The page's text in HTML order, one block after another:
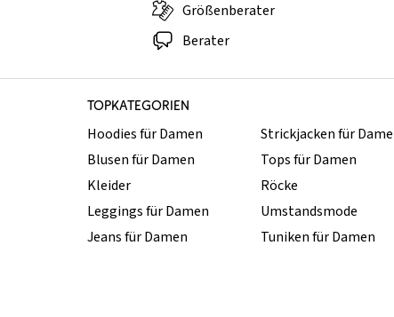
Größenberater
Berater
TOPKATEGORIEN
Hoodies für Damen
Blusen für Damen
Kleider
Leggings für Damen
Jeans für Damen
Strickjacken für
Tops für Damen
Röcke
Umstandsmode
Tuniken für Damen